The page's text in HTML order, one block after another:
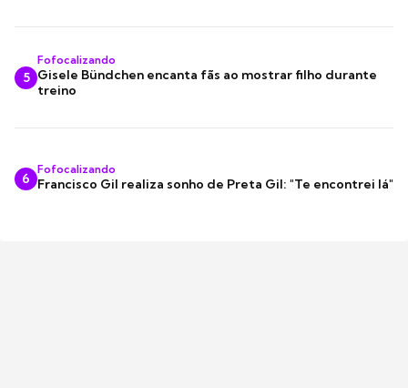
5
Fofocalizando
Gisele Bündchen encanta fãs ao mostrar filho durante
treino
6
Fofocalizando
Francisco Gil realiza sonho de Preta Gil: "Te encontrei lá"